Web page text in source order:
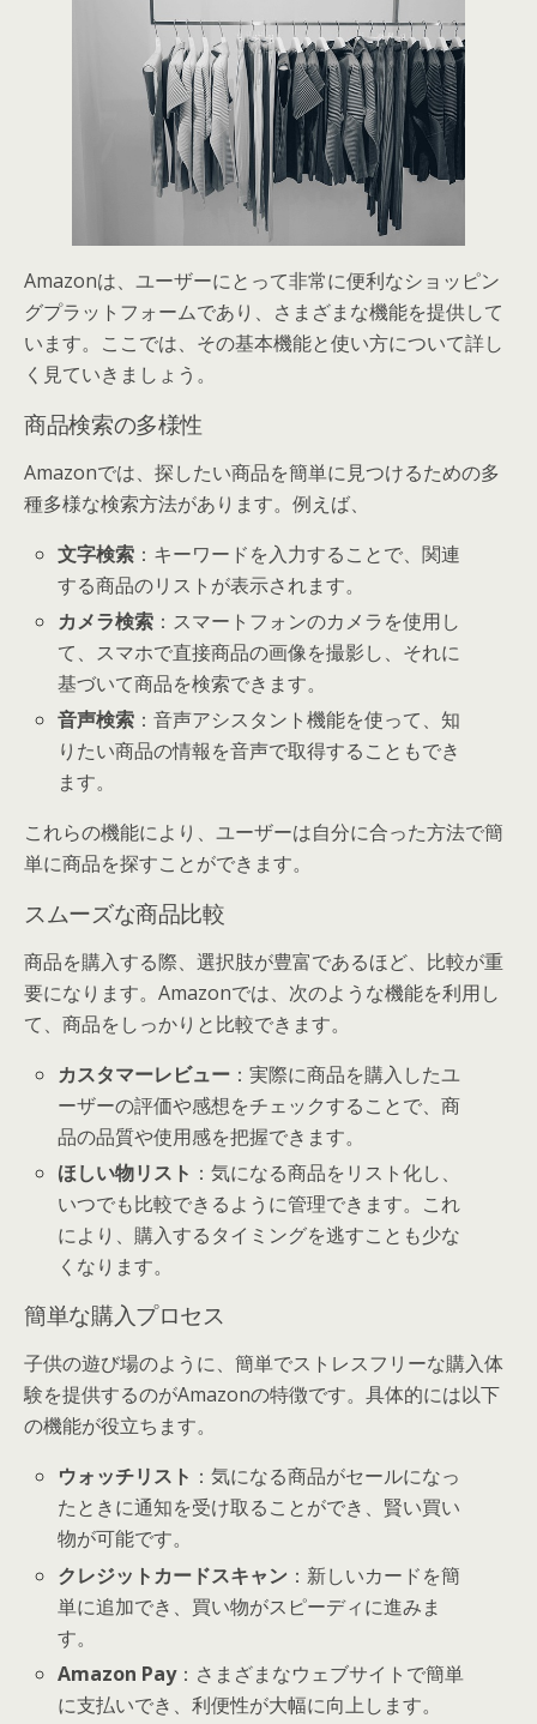
Amazonは、ユーザーにとって非常に便利なショッピン
グプラットフォームであり、さまざまな機能を提供して
います。ここでは、その基本機能と使い方について詳し
く見ていきましょう。
商品検索の多様性
Amazonでは、探したい商品を簡単に見つけるための多
種多様な検索方法があります。例えば、
文字検索 ：キーワードを入力することで、関連
する商品のリストが表示されます。
カメラ検索 ：スマートフォンのカメラを使用し
て、スマホで直接商品の画像を撮影し、それに
基づいて商品を検索できます。
音声検索 ：音声アシスタント機能を使って、知
りたい商品の情報を音声で取得することもでき
ます。
これらの機能により、ユーザーは自分に合った方法で簡
単に商品を探すことができます。
スムーズな商品比較
商品を購入する際、選択肢が豊富であるほど、比較が重
要になります。Amazonでは、次のような機能を利用し
て、商品をしっかりと比較できます。
カスタマーレビュー ：実際に商品を購入したユ
ーザーの評価や感想をチェックすることで、商
品の品質や使用感を把握できます。
ほしい物リスト ：気になる商品をリスト化し、
いつでも比較できるように管理できます。これ
により、購入するタイミングを逃すことも少な
くなります。
簡単な購入プロセス
子供の遊び場のように、簡単でストレスフリーな購入体
験を提供するのがAmazonの特徴です。具体的には以下
の機能が役立ちます。
ウォッチリスト ：気になる商品がセールになっ
たときに通知を受け取ることができ、賢い買い
物が可能です。
クレジットカードスキャン ：新しいカードを簡
単に追加でき、買い物がスピーディに進みま
す。
Amazon Pay：さまざまなウェブサイトで簡単
に支払いでき、利便性が大幅に向上します。